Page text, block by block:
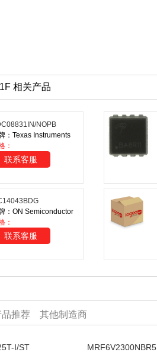
相关产品
NOPB
：Texas Instruments
：
联系客服
：ON Semiconductor
：
联系客服
推荐 其他制造商
I/ST MRF6V2300NBR5